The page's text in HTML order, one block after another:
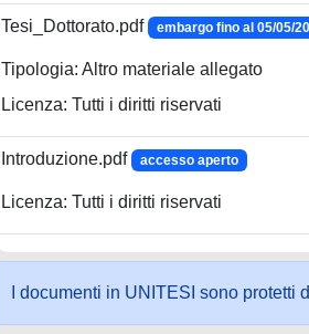
Tesi_Dottorato.pdf embargo fino al 05/05/
Tipologia: Altro materiale allegato
Licenza: Tutti i diritti riservati
Introduzione.pdf accesso aperto
Licenza: Tutti i diritti riservati
I documenti in UNITESI sono